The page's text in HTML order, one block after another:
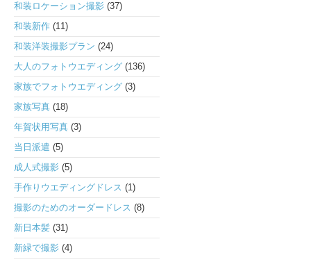
和装ロケーション撮影 (37)
和装新作 (11)
和装洋装撮影プラン (24)
大人のフォトウエディング (136)
家族でフォトウエディング (3)
家族写真 (18)
年賀状用写真 (3)
当日派遣 (5)
成人式撮影 (5)
手作りウエディングドレス (1)
撮影のためのオーダードレス (8)
新日本髪 (31)
新緑で撮影 (4)